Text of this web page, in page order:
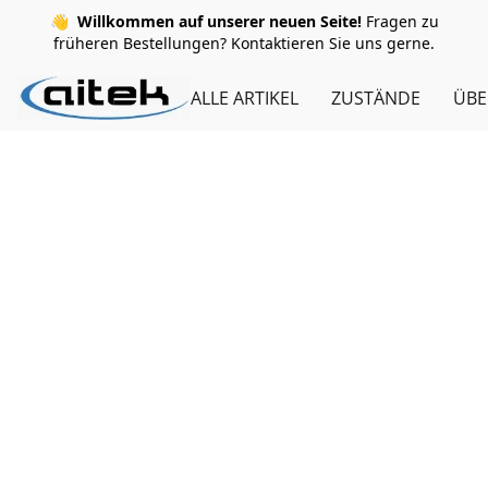
👋 Willkommen auf unserer neuen Seite! Fragen zu
früheren Bestellungen? Kontaktieren Sie uns gerne.
ALLE ARTIKEL ZUSTÄNDE